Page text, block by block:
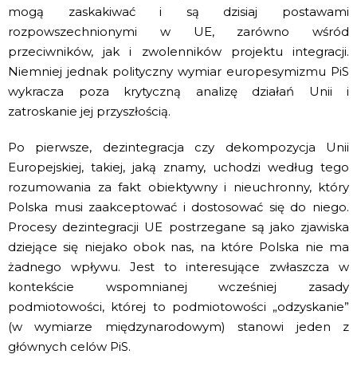
mogą zaskakiwać i są dzisiaj postawami
rozpowszechnionymi w UE, zarówno wśród
przeciwników, jak i zwolenników projektu integracji.
Niemniej jednak polityczny wymiar europesymizmu PiS
wykracza poza krytyczną analizę działań Unii i
zatroskanie jej przyszłością.
Po pierwsze, dezintegracja czy dekompozycja Unii
Europejskiej, takiej, jaką znamy, uchodzi według tego
rozumowania za fakt obiektywny i nieuchronny, który
Polska musi zaakceptować i dostosować się do niego.
Procesy dezintegracji UE postrzegane są jako zjawiska
dziejące się niejako obok nas, na które Polska nie ma
żadnego wpływu. Jest to interesujące zwłaszcza w
kontekście wspomnianej wcześniej zasady
podmiotowości, której to podmiotowości „odzyskanie”
(w wymiarze międzynarodowym) stanowi jeden z
głównych celów PiS.